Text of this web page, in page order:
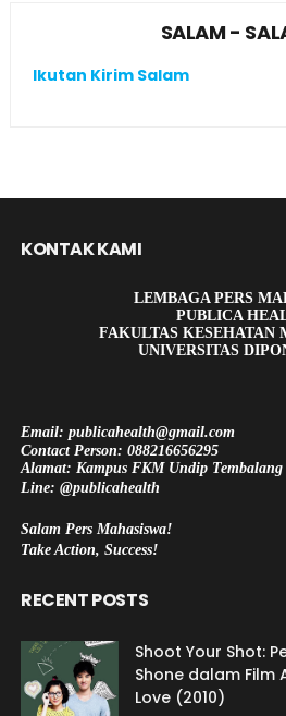
SALAM -
Ikutan Kirim Salam
KONTAK KAMI
LEMBAGA PERS
PUBLICA
FAKULTAS KESEHATAN
UNIVERSITAS
Email: publicahealth@gmail.com
Contact Person: 088216656295
Alamat: Kampus FKM Undip
Line: @publicahealth
Salam Pers Mahasiswa!
Take Action, Success!
RECENT POSTS
Shoot Your Shot:
Shone dalam Film
Love (2010)